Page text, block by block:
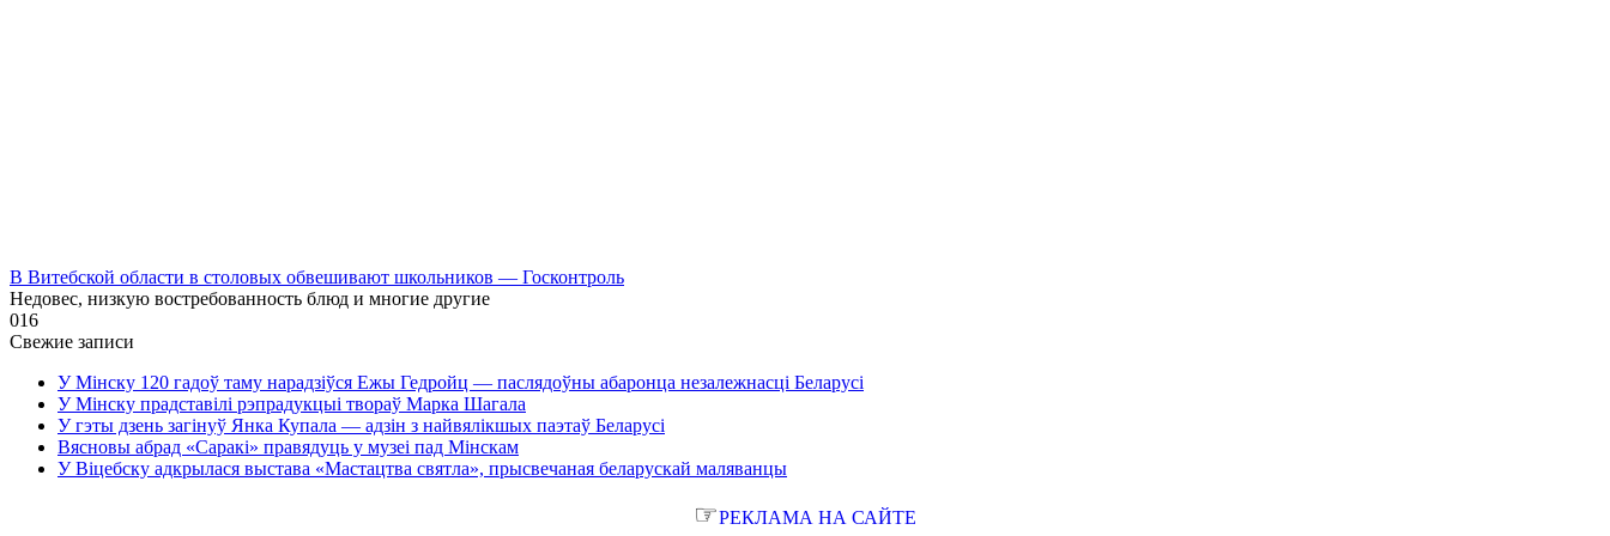
В Витебской области в столовых обвешивают школьников — Госконтроль
Недовес, низкую востребованность блюд и многие другие
016
Свежие записи
У Мінску 120 гадоў таму нарадзіўся Ежы Гедройц — паслядоўны абаронца незалежнасці Беларусі
У Мінску прадставілі рэпрадукцыі твораў Марка Шагала
У гэты дзень загінуў Янка Купала — адзін з найвялікшых паэтаў Беларусі
Вясновы абрад «Саракі» правядуць у музеі пад Мінскам
У Віцебску адкрылася выстава «Мастацтва святла», прысвечаная беларускай маляванцы
☞РЕКЛАМА НА САЙТЕ